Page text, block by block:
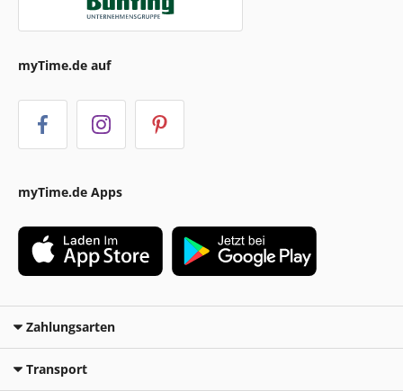
myTime.de auf
myTime.de Apps
Zahlungsarten
Transport